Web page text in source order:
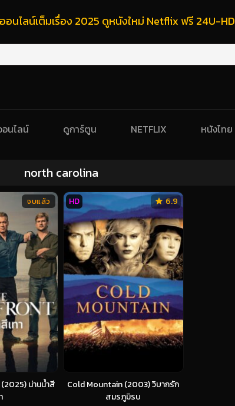
อนไลน์เต็มเรื่อง 2025 ดูหนังใหม่ Netflix ฟรี 24U-HD
นไลน์ ดูการ์ตูน NETFLIX หนังไทย
north carolina
น่านน้ำสี
จบแล้ว
Cold Mountain (2003) วิบากรัก
สมรภูมิรบ
6.9
HD